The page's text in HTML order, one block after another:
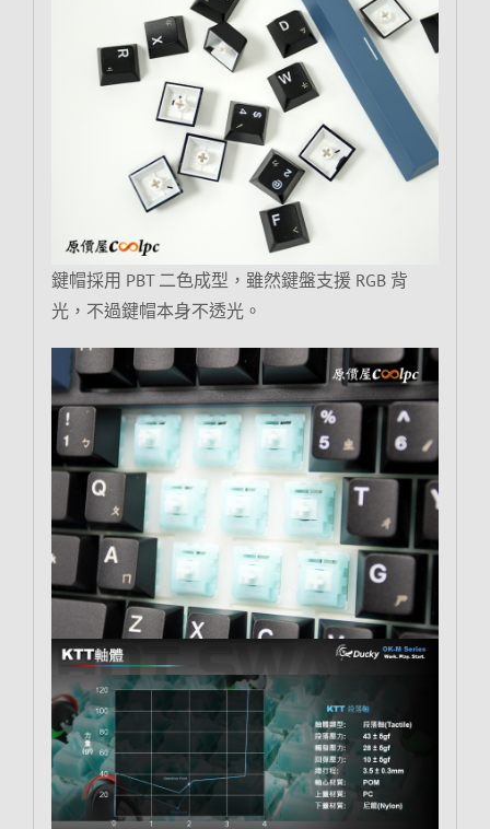
鍵帽採用 PBT 二色成型，雖然鍵盤支援 RGB 背
光，不過鍵帽本身不透光。